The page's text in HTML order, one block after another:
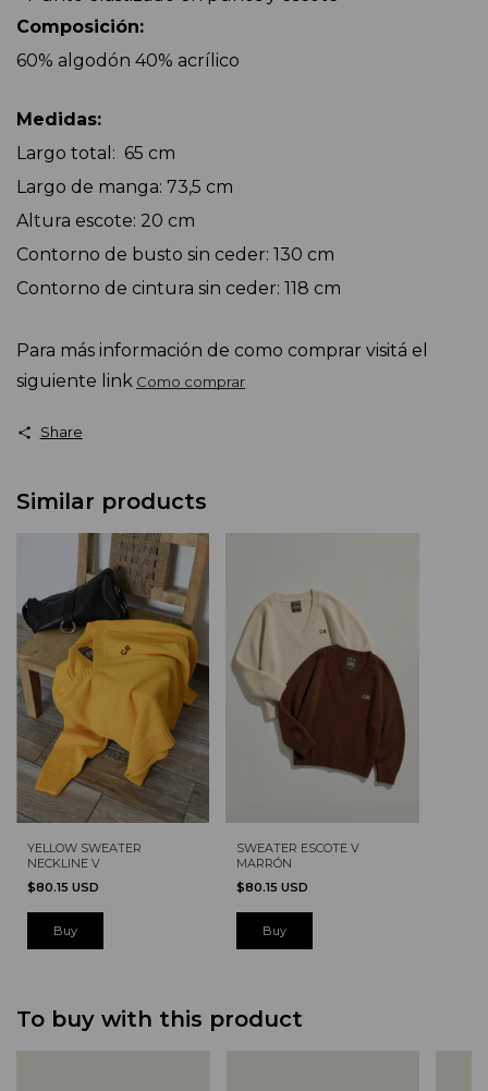
Composición:
60% algodón 40% acrílico
Medidas:
Largo total: 65 cm
Largo de manga: 73,5 cm
Altura escote: 20 cm
Contorno de busto sin ceder: 130 cm
Contorno de cintura sin ceder: 118 cm
Para más información de como comprar visitá el
siguiente link Como comprar
Share
Similar products
YELLOW SWEATER
NECKLINE V
$80.15 USD
SWEATER ESCOTE V
MARRÓN
$80.15 USD
To buy with this product